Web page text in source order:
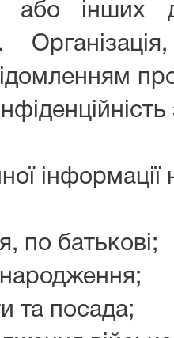
або інших
інформації
по батькові;
народження;
та посада;